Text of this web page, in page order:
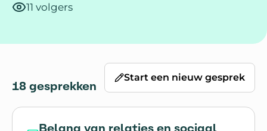
11 volgers
18 gesprekken
Start een nieuw gesprek